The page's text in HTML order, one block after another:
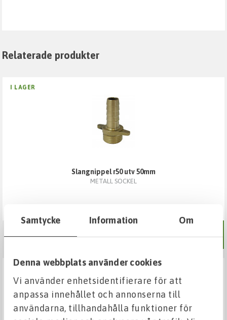
Samtycke Information Om
Denna webbplats använder cookies
Vi använder enhetsidentifierare för att
anpassa innehållet och annonserna till
användarna, tillhandahålla funktioner för
Relaterade produkter
I LAGER
slangnippel r50 utv 50mm
METALL SOCKEL
477,65 kr